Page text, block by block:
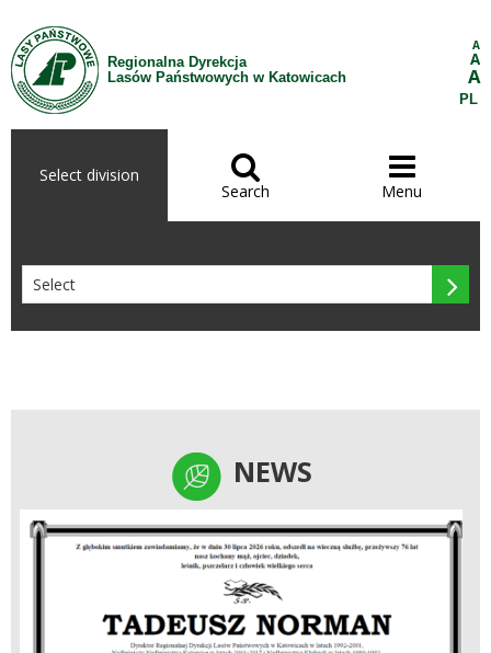
Skip to Content
Regionalna Dyrekcja
Lasów Państwowych w Katowicach
A
A
A
PL
Select division 
Search

Menu

NEWS
NEWS